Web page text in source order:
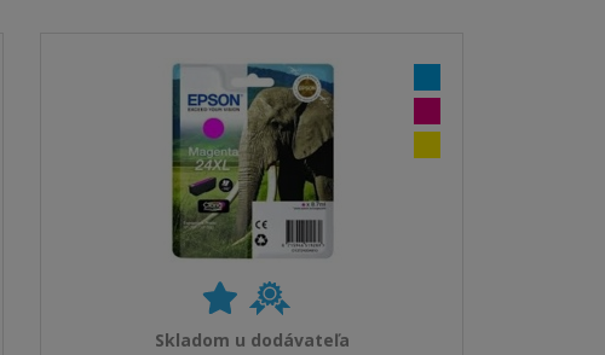
Skladom u dodávateľa